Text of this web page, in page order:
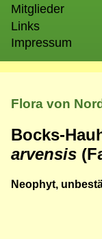
Mitglieder
Links
Impressum
Flora von
Bocks-
arvensis
Neophyt,